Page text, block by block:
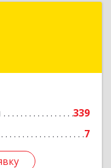
339
7
Краснодар г, им